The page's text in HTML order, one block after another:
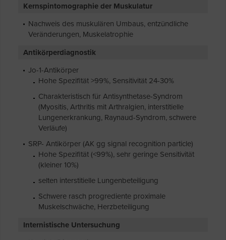
Kernspintomographie der Muskulatur
Nachweis des muskulären Umbaus, entzündliche
Veränderungen, Muskelatrophie
Antikörperdiagnostik
Jo-1-Antikörper
Hohe Spezifität >99%, Sensitivität 24-30%
Charakteristisch für Antisynthetase-Syndrom
(Myositis, Arthritis mit Arthralgien, interstitielle
Lungenerkrankung, Raynaud-Syndrom, schwere
Verläufe)
SRP- Antikörper (AK gg signal recognition particle)
Hohe Spezifität (<99%), sehr geringe Sensitivität
(kleiner 10%)
selten interstitielle Lungenbeteiligung
Schwere rasch progrediente proximale
Muskelschwäche, Herzbeteiligung
Internistische Untersuchung